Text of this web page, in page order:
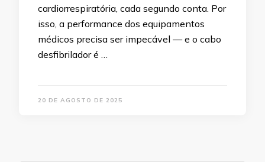
cardiorrespiratória, cada segundo conta. Por
isso, a performance dos equipamentos
médicos precisa ser impecável — e o cabo
desfibrilador é …
20 DE AGOSTO DE 2025